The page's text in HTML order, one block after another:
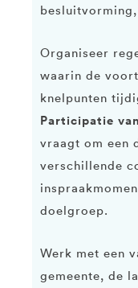
Organiseer
waarin de
knelpunten
Participatie
vraagt om een
verschillende
doelgroep.
Werk met een
gemeente, de